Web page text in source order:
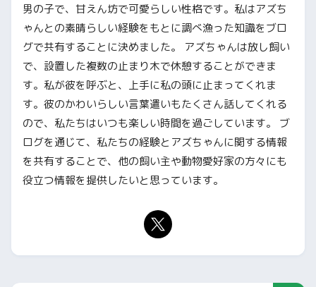
男の子で、甘えん坊で可愛らしい性格です。私はアズち
ゃんとの素晴らしい経験をもとに調べ漁った知識をブロ
グで共有することに決めました。 アズちゃんは放し飼い
で、設置した複数の止まり木で休憩することができま
す。私が彼を呼ぶと、上手に私の頭に止まってくれま
す。彼のかわいらしい言葉遣いもたくさん話してくれる
ので、私たちはいつも楽しい時間を過ごしています。 ブ
ログを通じて、私たちの経験とアズちゃんに関する情報
を共有することで、他の飼い主や動物愛好家の方々にも
役立つ情報を提供したいと思っています。